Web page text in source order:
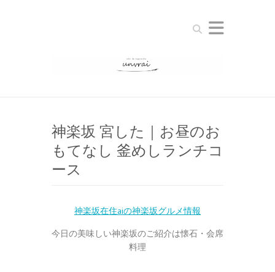
Search
神楽坂 宮した｜お昼のお
もてなし 釜めしランチコ
ース
神楽坂在住aiの神楽坂グルメ情報
今日の美味しい神楽坂のご紹介は懐石・会席
料理